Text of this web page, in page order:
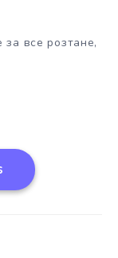
все розтане,